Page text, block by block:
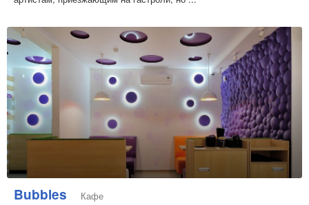
Bubbles Кафе